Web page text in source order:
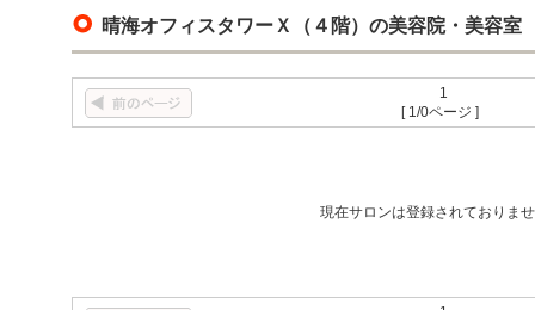
晴海オフィスタワーＸ（４階）の美容院・美容室
1
[ 1/0ページ ]
現在サロンは登録されておりま